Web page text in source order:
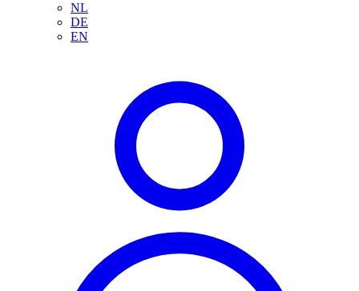
NL
DE
EN